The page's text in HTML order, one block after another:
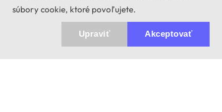
súbory cookie, ktoré povoľujete.
Akceptovať
Upraviť